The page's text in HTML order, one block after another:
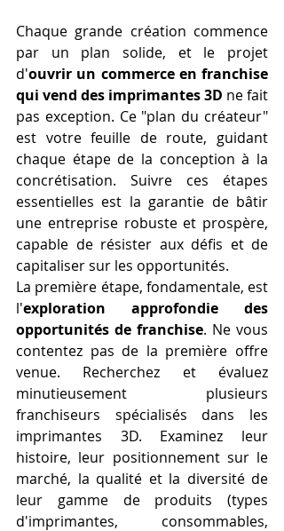
Chaque grande création commence
par un plan solide, et le projet
d'ouvrir un commerce en franchise
qui vend des imprimantes 3D ne fait
pas exception. Ce "plan du créateur"
est votre feuille de route, guidant
chaque étape de la conception à la
concrétisation. Suivre ces étapes
essentielles est la garantie de bâtir
une entreprise robuste et prospère,
capable de résister aux défis et de
capitaliser sur les opportunités.
La première étape, fondamentale, est
l'exploration approfondie des
opportunités de franchise. Ne vous
contentez pas de la première offre
venue. Recherchez et évaluez
minutieusement plusieurs
franchiseurs spécialisés dans les
imprimantes 3D. Examinez leur
histoire, leur positionnement sur le
marché, la qualité et la diversité de
leur gamme de produits (types
d'imprimantes, consommables,